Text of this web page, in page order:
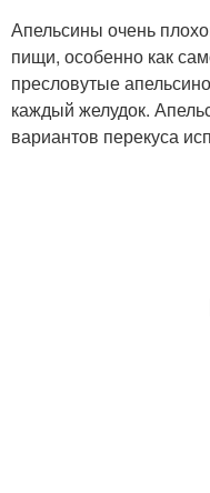
Апельсины очень
пищи, особенно как
пресловутые
каждый желудок.
вариантов перекуса